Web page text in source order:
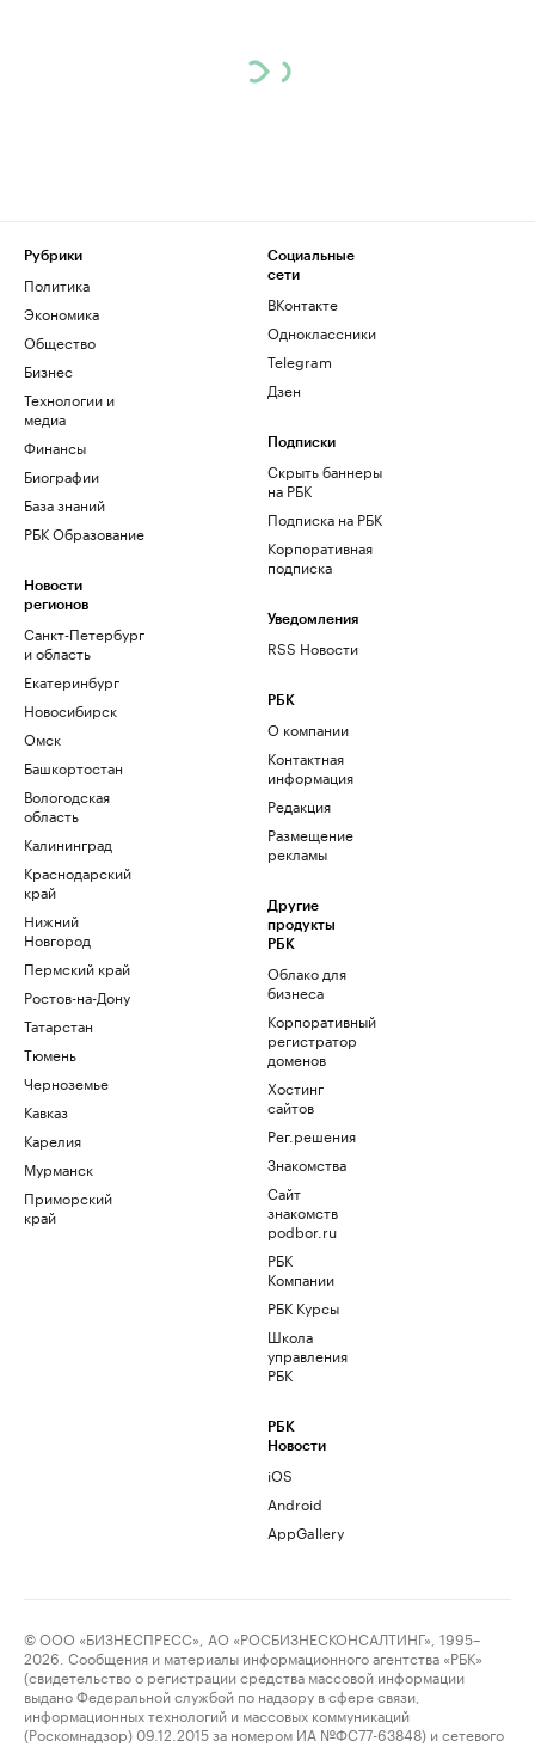
Рубрики
Политика
Экономика
Общество
Бизнес
Технологии и
медиа
Финансы
Биографии
База знаний
РБК Образование
Новости
регионов
Санкт-Петербург
и область
Екатеринбург
Новосибирск
Омск
Башкортостан
Вологодская
область
Калининград
Краснодарский
край
Нижний
Новгород
Пермский край
Ростов-на-Дону
Татарстан
Тюмень
Черноземье
Кавказ
Карелия
Мурманск
Приморский
край
Социальные
сети
ВКонтакте
Одноклассники
Telegram
Дзен
Подписки
Скрыть баннеры
на РБК
Подписка на РБК
Корпоративная
подписка
Уведомления
RSS Новости
РБК
О компании
Контактная
информация
Редакция
Размещение
рекламы
Другие
продукты
РБК
Облако для
бизнеса
Корпоративный
регистратор
доменов
Хостинг
сайтов
Рег.решения
Знакомства
Сайт
знакомств
podbor.ru
РБК
Компании
РБК Курсы
Школа
управления
РБК
РБК
Новости
iOS
Android
AppGallery
© ООО «БИЗНЕСПРЕСС», АО «РОСБИЗНЕСКОНСАЛТИНГ», 1995–
2026. Сообщения и материалы информационного агентства «РБК»
(свидетельство о регистрации средства массовой информации
выдано Федеральной службой по надзору в сфере связи,
информационных технологий и массовых коммуникаций
(Роскомнадзор) 09.12.2015 за номером ИА №ФС77-63848) и сетевого